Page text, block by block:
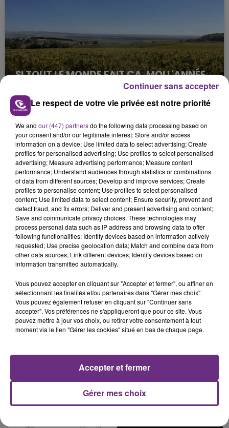
SI TOUT LE MONDE FAIT ÇA, MOI L'ANNÉE
PROCHAINE JE VENDANGE EN...
La vendange en Champagne a débuté ce jeudi 6
août dans la commune de Montgueux (Aube). Du
jamais vu !
L'INSPECTION DU TRAVAIL RAPPELLE À
L'ORDRE SUR LES CONDITIONS DE...
Alors que les dates de début des vendange 2026
s'est avéré être plus précoce que prévu,
l'inspection du Travail en profite pour rappeler
les conditions de...
TITRES DIFFUSÉS
6h46
6h46
ARIANA GRANDE
Hate That I Made You Love
6h43
6h43
Replay
Le respect de votre vie privée est notre priorité
We and our (447) partnersdo the following data processing based on
your consent and/or our legitimate interest: Store and/or access
information on a device; Use limited data to select advertising; Create
profiles for personalised advertising; Use profiles to select personalised
advertising; Measure advertising performance; Measure content
performance; Understand audiences through statistics or combinations
of data from different sources; Develop and improve services; Create
profiles to personalise content; Use profiles to select personalised
content; Use limited data to select content; Ensure security, prevent and
detect fraud, and fix errors; Deliver and present advertising and content;
Save and communicate privacy choices. These technologies may
process personal data such as IP address and browsing data to offer
following functionalities: Identify devices based on information actively
requested; Use precise geolocation data; Match and combine data from
other data sources; Link different devices; Identify devices based on
information transmitted automatically.
Vous pouvez accepter en cliquant sur "Accepter et fermer", ou affiner en
sélectionnant les finalités et/ou partenaires dans "Gérer mes choix".
Vous pouvez également refuser en cliquant sur "Continuer sans
accepter". Vos préférences ne s'appliqueront que pour ce site. Vous
pouvez mettre à jour vos choix, ou retirer votre consentement à tout
moment via le lien "Gérer les cookies" situé en bas de chaque page.
Gérer mes choix
Accepter et fermer
Continuer sans accepter